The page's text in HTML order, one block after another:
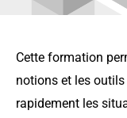
Cette formation
notions et les
rapidement les